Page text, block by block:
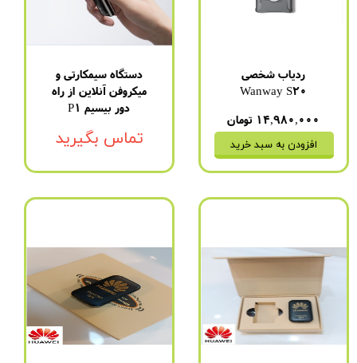
ردیاب شخصی
Wanway S20
۱۴,۹۸۰,۰۰۰ تومان
افزودن به سبد خرید
دستگاه سیمکارتی و
میکروفن آنلاین از راه
دور بیسیم P1
تماس بگیرید